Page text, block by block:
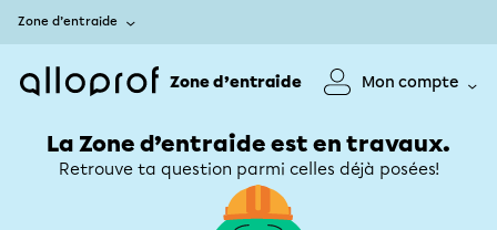
Zone d’entraide
Zone d’entraide Mon compte
La Zone d’entraide est en travaux.
Retrouve ta question parmi celles déjà posées!